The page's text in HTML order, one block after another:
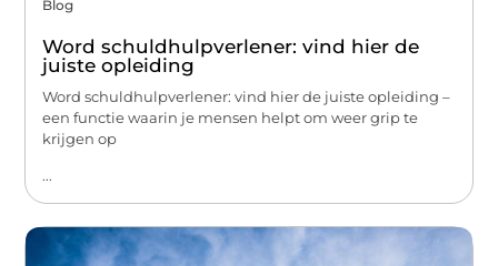
Blog
Word schuldhulpverlener: vind hier de
juiste opleiding
Word schuldhulpverlener: vind hier de juiste opleiding –
een functie waarin je mensen helpt om weer grip te
krijgen op
...